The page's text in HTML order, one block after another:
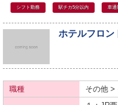
シフト勤務 駅チカ5分以内 車通
ホテルフロン
職種
その他 >